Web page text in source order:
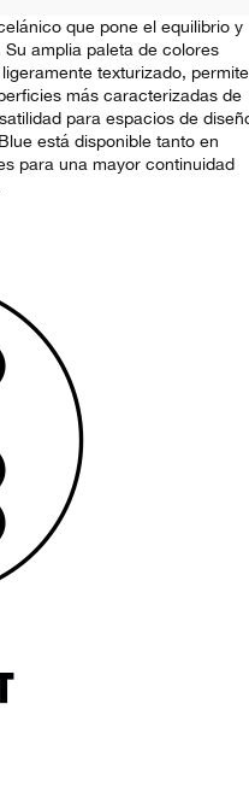
que pone el equilibrio y
amplia paleta de colores
texturizado, permite
más caracterizadas de
para espacios de
está disponible tanto en
para una mayor continuidad